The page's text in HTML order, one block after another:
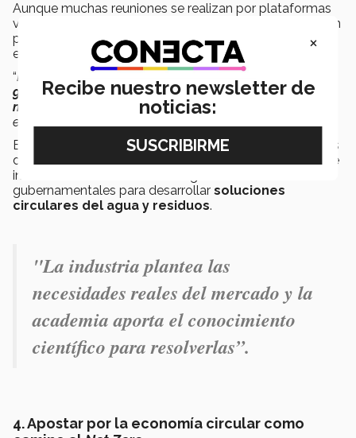
Aunque muchas reuniones se realizan por plataformas
virtuales, Buentello precisó que el valor de la interacción
presencial para la creación de proyectos fue un
elemento indispensable del simposio.
“El diálogo directo entre académicos e industriales
genera una sinergia crucial: la industria plantea las
necesidades reales del mercadoy la academia aporta
el
Esta colaboración ha sentado las bases para proyectos
de investigación, posibilidades para retos académicos e
incluso conversaciones con organismos
gubernamentales para desarrollar soluciones
circulares del agua y residuos.
"La industria plantea las
necesidades reales del mercado y la
academia aporta el conocimiento
científico para resolverlas”.
4. Apostar por la economía circular como
×
Recibe nuestro newsletter de
noticias: